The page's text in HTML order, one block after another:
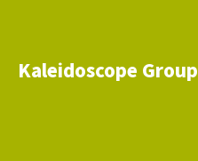
Kaleidoscope Group